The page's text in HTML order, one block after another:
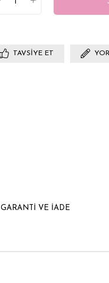
TAVSIYE ET
GARANTI VE İADE